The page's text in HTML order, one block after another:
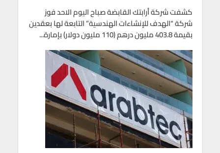
كشفت شركة أرابتك القابضة صباح اليوم الاحد فوز
شركة “الهدف للإنشاءات الهندسية” التابعة لها بعقدين
بقيمة 403.8 مليون درهم (110 مليون دولار) بإمارة...